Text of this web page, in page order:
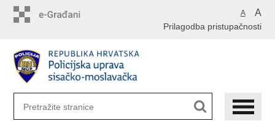
A A
Prilagodba pristupačnosti